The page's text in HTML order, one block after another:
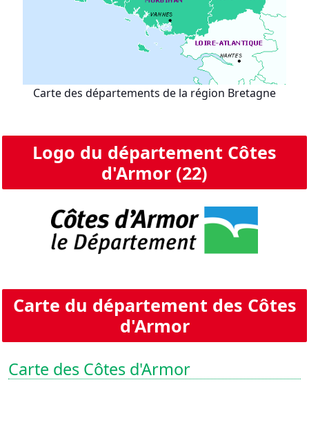
Carte des départements de la région Bretagne
Logo du département Côtes
d'Armor (22)
Carte du département des Côtes
d'Armor
Carte des Côtes d'Armor